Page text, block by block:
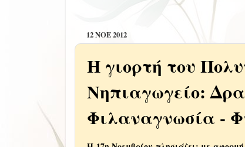
12 ΝΟΕ 2012
Η γιορτή του
Νηπιαγωγείο:
Φιλαναγνωσία -